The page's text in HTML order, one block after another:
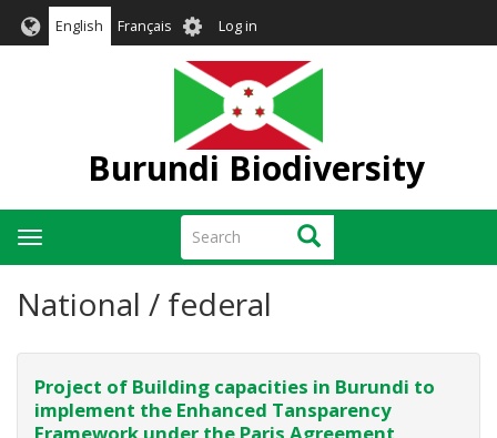
English Français User
account
menu
Log in
Burundi Biodiversity
Search Search
Toggle
navigation
National / federal
Project of Building capacities in Burundi to
implement the Enhanced Tansparency